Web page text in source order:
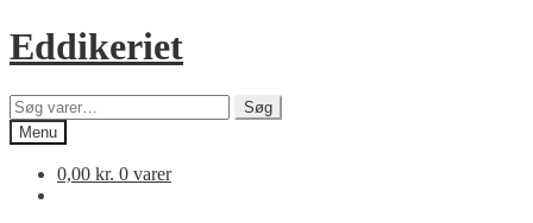
Spring
til
Spring
til
Eddikeriet
Søg
efter:
Søg
Menu
0,00 kr. 0 varer